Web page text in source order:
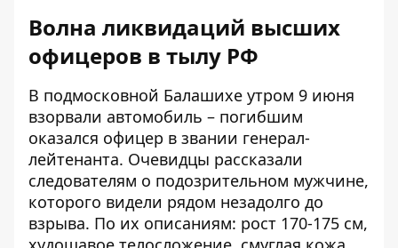
Волна ликвидаций высших
офицеров в тылу РФ
В подмосковной Балашихе утром 9 июня
взорвали автомобиль – погибшим
оказался офицер в звании генерал-
лейтенанта. Очевидцы рассказали
следователям о подозрительном мужчине,
которого видели рядом незадолго до
взрыва. По их описаниям: рост 170-175 см,